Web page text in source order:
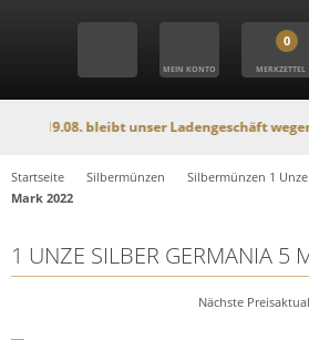
MEIN KONTO
0
MERKZETTEL
bleibt unser Ladengeschäft wegen
Startseite Silbermünzen Silbermünzen 1 Unze
Mark 2022
1 UNZE SILBER GERMANIA 5
Nächste